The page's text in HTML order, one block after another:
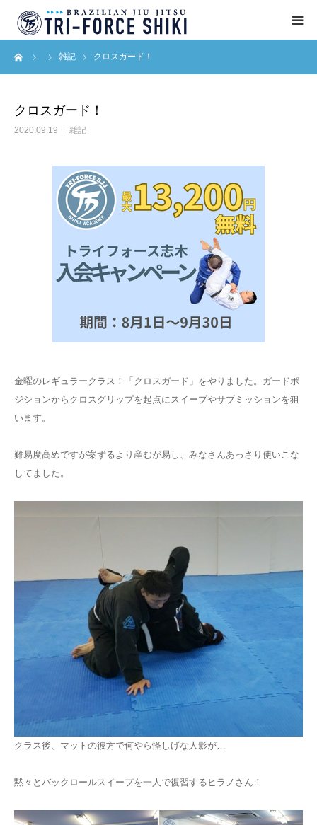
雑記 クロスガード！
クロスガード！
2020.09.19 雑記
金曜のレギュラークラス！「クロスガード」をやりました。ガードポ
ジションからクロスグリップを起点にスイープやサブミッションを狙
います。
難易度高めですが案ずるより産むが易し、みなさんあっさり使いこな
してました。
クラス後、マットの彼方で何やら怪しげな人影が…
黙々とバックロールスイープを一人で復習するヒラノさん！
ABOUT
BLOG
アクセス
English